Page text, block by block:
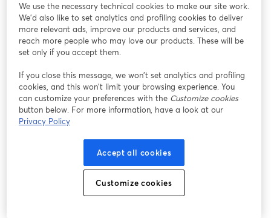
sein. Die meisten Marken erzielen bessere Ergebnisse,
wenn sie sich auf wenige Hauptplattformen mit
stärkerem Content und Community konzentrieren –
genau darauf ist StreamYard optimiert.
Unsere Empfehlung
Starte mit StreamYard als Standard-Riverside-
Grundlagen wie Riverside, macht Live-Shows,
Gäste-Onboarding und Multistreaming aber für
die meisten Teams deutlich einfacher.
We use the necessary technical cookies to make our site work.
We'd also like to set analytics and profiling cookies to deliver
more relevant ads, improve our products and services, and
reach more people who may love our products. These will be
set only if you accept them.
If you close this message, we won’t set analytics and profiling
cookies, and this won’t limit your browsing experience. You
can customize your preferences with the Customize cookies
button below. For more information, have a look at our
Privacy Policy
Accept all cookies
Customize cookies